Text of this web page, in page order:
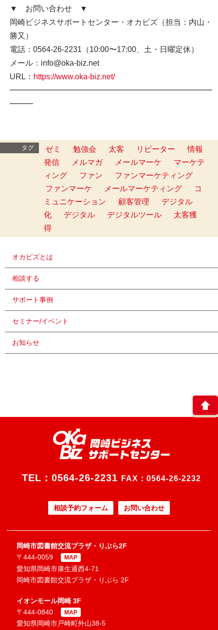
▼ お問い合わせ ▼
岡崎ビジネスサポートセンター・オカビズ（担当：内山・
勝又）
電話：0564-26-2231（10:00〜17:00、土・日曜定休）
メール：info@oka-biz.net
URL： https://www.oka-biz.net/
━━━━━━━━━━━━━━━━━━━━━━━━━━
━━━
タグ ゼミ 勉強会 太客 リピーター
情報
発信
メルマガ メールマーケ
マーケテ
ィング
ファン
ファンマーケティング
ファンマーケ
メールマーケティング
コ
ミュニケーション
顧客管理
デジタル
化
デジタル デジタルツール
太客獲
得
オカビズとは
相談する
サポート事例
セミナー/イベント
お知らせ
TEL： 0564-26-2231 FAX：0564-26-2232
相談予約フォーム お問い合わせ
岡崎市図書館交流プラザ・りぶら2F
〒444-0059
MAP
愛知県岡崎市康生通西4-71
岡崎市図書館交流プラザ・りぶら 2F
イオンモール岡崎 3F
〒444-0840
MAP
愛知県岡崎市戸崎町外山38-5